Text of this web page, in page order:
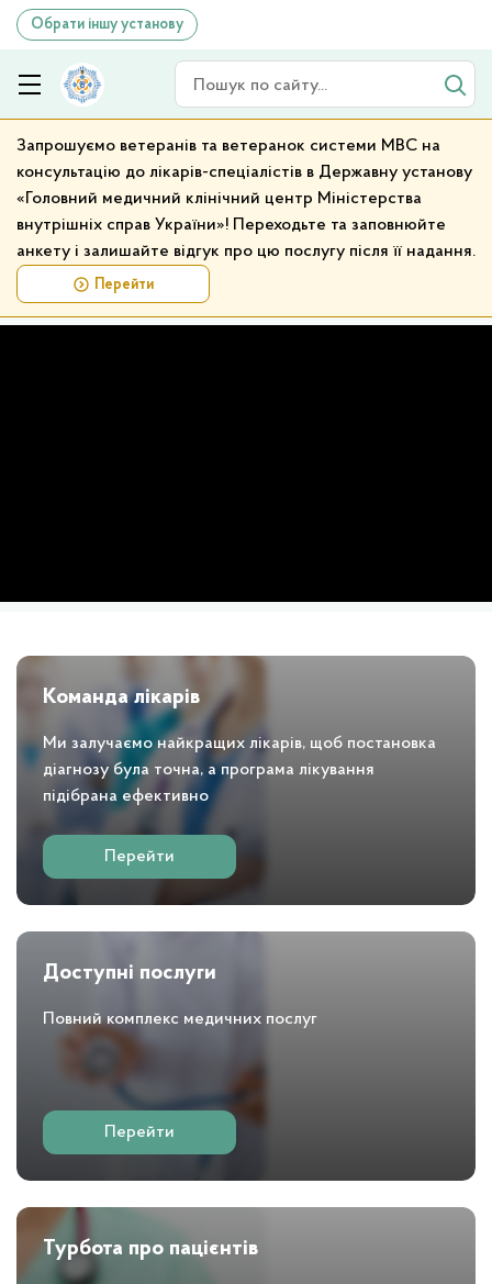
Обрати іншу установу
Запрошуємо ветеранів та ветеранок системи МВС на
консультацію до лікарів-спеціалістів в Державну установу
«Головний медичний клінічний центр Міністерства
внутрішніх справ України»! Переходьте та заповнюйте
анкету і залишайте відгук про цю послугу після її надання.
Перейти
Команда лікарів
Ми залучаємо найкращих лікарів, щоб постановка
діагнозу була точна, а програма лікування
підібрана ефективно
Перейти
Доступні послуги
Повний комплекс медичних послуг
Перейти
Турбота про пацієнтів